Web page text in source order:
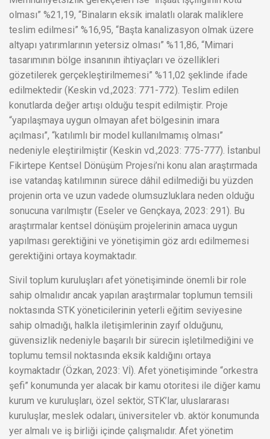
olması” %21,19, “Binaların eksik imalatlı olarak maliklere
teslim edilmesi” %16,95, “Başta kanalizasyon olmak üzere
altyapı yatırımlarının yetersiz olması” %11,86, “Mimari
tasarımının bölge insanının ihtiyaçları ve özellikleri
gözetilerek gerçekleştirilmemesi” %11,02 şeklinde ifade
edilmektedir (Keskin vd.,2023: 771-772). Teslim edilen
konutlarda değer artışı olduğu tespit edilmiştir. Proje
“yapılaşmaya uygun olmayan afet bölgesinin imara
açılması”, “katılımlı bir model kullanılmamış olması”
nedeniyle eleştirilmiştir (Keskin vd.,2023: 775-777). İstanbul
Fikirtepe Kentsel Dönüşüm Projesi’ni konu alan araştırmada
ise vatandaş katılımının sürece dâhil edilmediği bu yüzden
projenin orta ve uzun vadede olumsuzluklara neden olduğu
sonucuna varılmıştır (Eseler ve Gençkaya, 2023: 291). Bu
araştırmalar kentsel dönüşüm projelerinin amaca uygun
yapılması gerektiğini ve yönetişimin göz ardı edilmemesi
gerektiğini ortaya koymaktadır.
Sivil toplum kuruluşları afet yönetişiminde önemli bir role
sahip olmalıdır ancak yapılan araştırmalar toplumun temsili
noktasında STK yöneticilerinin yeterli eğitim seviyesine
sahip olmadığı, halkla iletişimlerinin zayıf olduğunu,
güvensizlik nedeniyle başarılı bir sürecin işletilmediğini ve
toplumu temsil noktasında eksik kaldığını ortaya
koymaktadır (Özkan, 2023: Vİ). Afet yönetişiminde “orkestra
şefi” konumunda yer alacak bir kamu otoritesi ile diğer kamu
kurum ve kuruluşları, özel sektör, STK’lar, uluslararası
kuruluşlar, meslek odaları, üniversiteler vb. aktör konumunda
yer almalı ve iş birliği içinde çalışmalıdır. Afet yönetim